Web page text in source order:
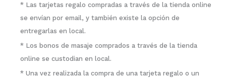
* Las tarjetas regalo compradas a través de la tienda online
se envían por email, y también existe la opción de
entregarlas en local.
* Los bonos de masaje comprados a través de la tienda
online se custodian en local.
* Una vez realizada la compra de una tarjeta regalo o un